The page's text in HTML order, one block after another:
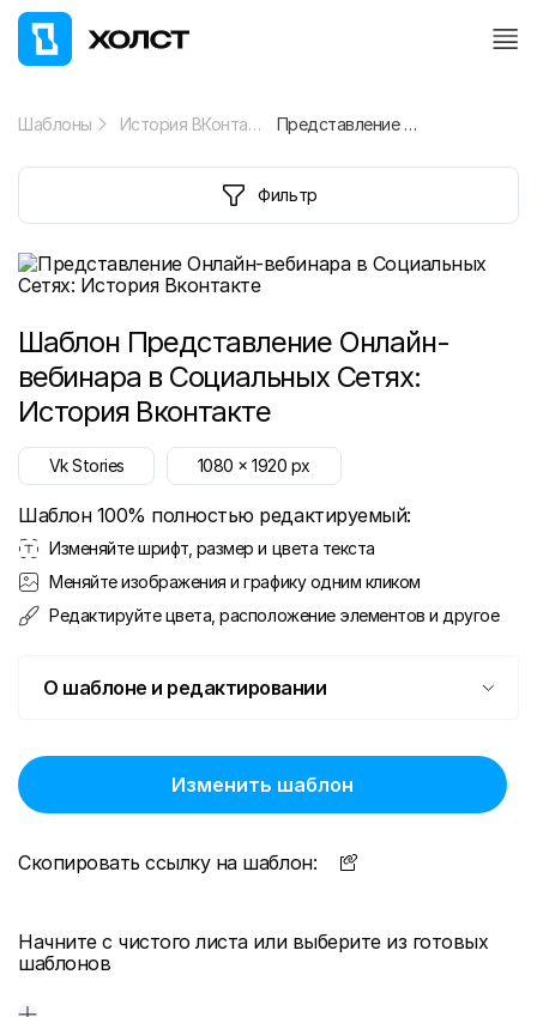
Шаблоны История ВКонтакте Представление Онлайн-вебинара в Социальных Сетях: История Вконтакте
Фильтр
Шаблон Представление Онлайн-
вебинара в Социальных Сетях:
История Вконтакте
Vk Stories 1080 x1920 px
Шаблон 100% полностью редактируемый:
Изменяйте шрифт, размер и цвета текста
Меняйте изображения и графику одним кликом
Редактируйте цвета, расположение элементов и другое
О шаблоне и редактировании
Изменить шаблон
Скопировать ссылку на шаблон:
Начните с чистого листа или выберите из готовых
шаблонов